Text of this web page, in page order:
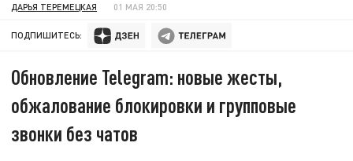
ДАРЬЯ ТЕРЕМЕЦКАЯ 01 МАЯ 20:50
ПОДПИШИТЕСЬ:
Обновление Telegram: новые жесты,
обжалование блокировки и групповые
звонки без чатов